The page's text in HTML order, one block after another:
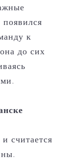
к
до сих
считается